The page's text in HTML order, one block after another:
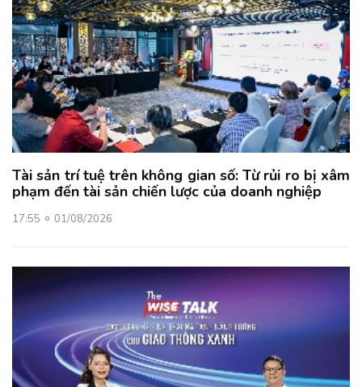
Tài sản trí tuệ trên không gian số: Từ rủi ro bị xâm
phạm đến tài sản chiến lược của doanh nghiệp
17:55 01/08/2026